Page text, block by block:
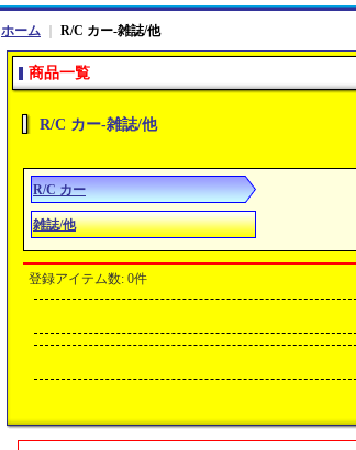
ホーム R/C カー-雑誌/他
商品一覧
R/C カー-雑誌/他
R/C カー
雑誌/他
登録アイテム数: 0件